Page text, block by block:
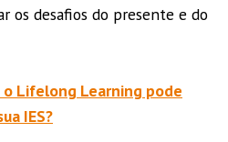
os desafios do presente e do
o Lifelong Learning pode
IES?